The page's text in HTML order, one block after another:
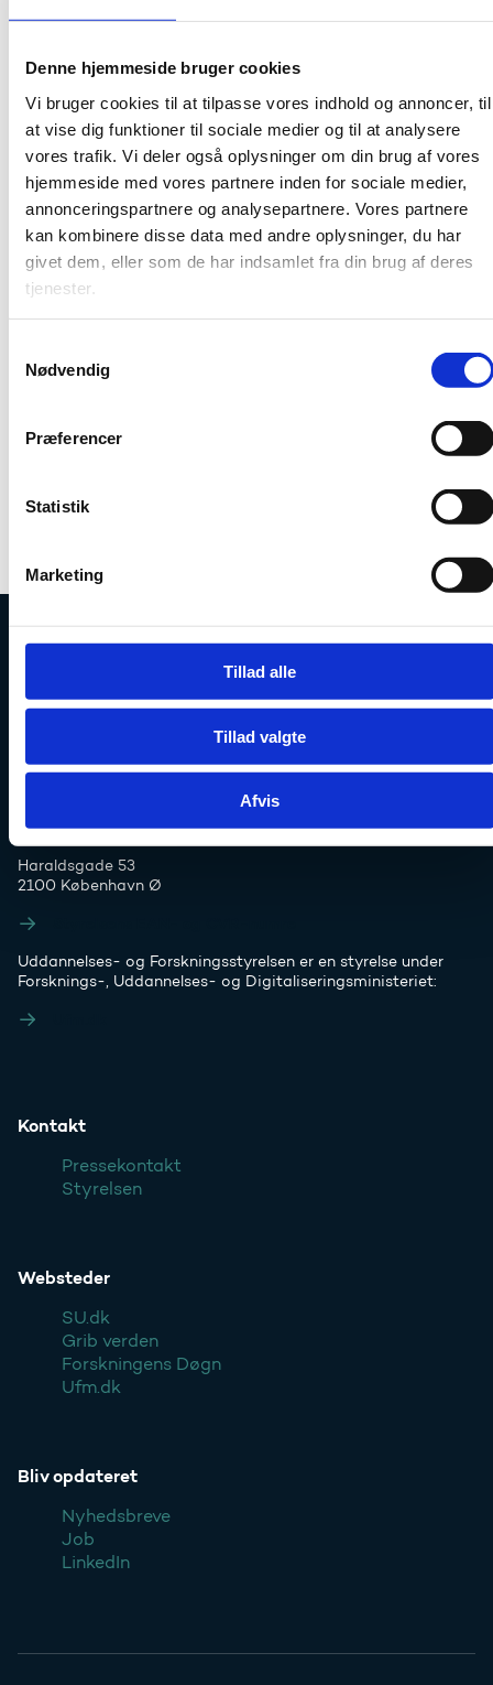
Denne hjemmeside bruger cookies
Vi bruger cookies til at tilpasse vores indhold og annoncer, til
at vise dig funktioner til sociale medier og til at analysere
vores trafik. Vi deler også oplysninger om din brug af vores
hjemmeside med vores partnere inden for sociale medier,
annonceringspartnere og analysepartnere. Vores partnere
kan kombinere disse data med andre oplysninger, du har
givet dem, eller som de har indsamlet fra din brug af deres
tjenester.
Nødvendig
Præferencer
Statistik
Marketing
Tillad alle
Tillad valgte
Afvis
Publiceringsdato: 17. marts 2021
Udgiver: Uddannelses- og Forskningsstyrelsen
Publikationsår: 2021
Sideantal: 23
serieudgivelser.
Nyhed: Israel deler erfaringer fra start-up-miljøet
Hent publikation (.pdf)
Uddannelses- og Forskningsstyrelsen
E-mail:ufs@ufm.dk
Haraldsgade 53
2100 København Ø
Uddannelses- og Forskningsstyrelsen er en styrelse under
Forsknings-, Uddannelses- og Digitaliseringsministeriet:
Kontakt
Pressekontakt
Styrelsen
Websteder
SU.dk
Grib verden
Forskningens Døgn
Ufm.dk
Bliv opdateret
Nyhedsbreve
Job
LinkedIn